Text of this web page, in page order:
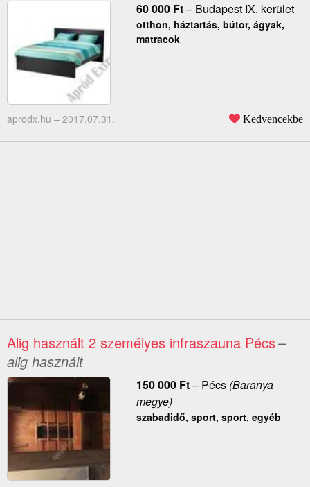
60 000 Ft– Budapest IX. kerület
otthon, háztartás, bútor, ágyak,
matracok
aprodx.hu – 2017.07.31. Kedvencekbe
Alig használt 2 személyes infraszauna Pécs–
alig használt
150 000 Ft– Pécs(Baranya
megye)
szabadidő, sport, sport, egyéb